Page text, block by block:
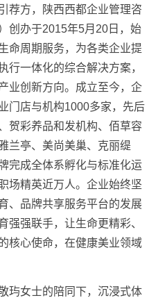
方，陕西西都企业管理咨
创办于2015年5月20日，始
命周期服务，为各类企业提
行一体化的综合解决方案，
业创新方向。成立至今，企
门店与机构1000多家，先后
贺彩养品和发机构、佰草容
兰亭、美尚美巢、克丽缇
完成全体系孵化与标准化运
场精英近万人。企业始终坚
、品牌共享服务平台的发展
强强联手，让生命更精彩、
核心使命，在健康美业领域
女士的陪同下，沉浸式体